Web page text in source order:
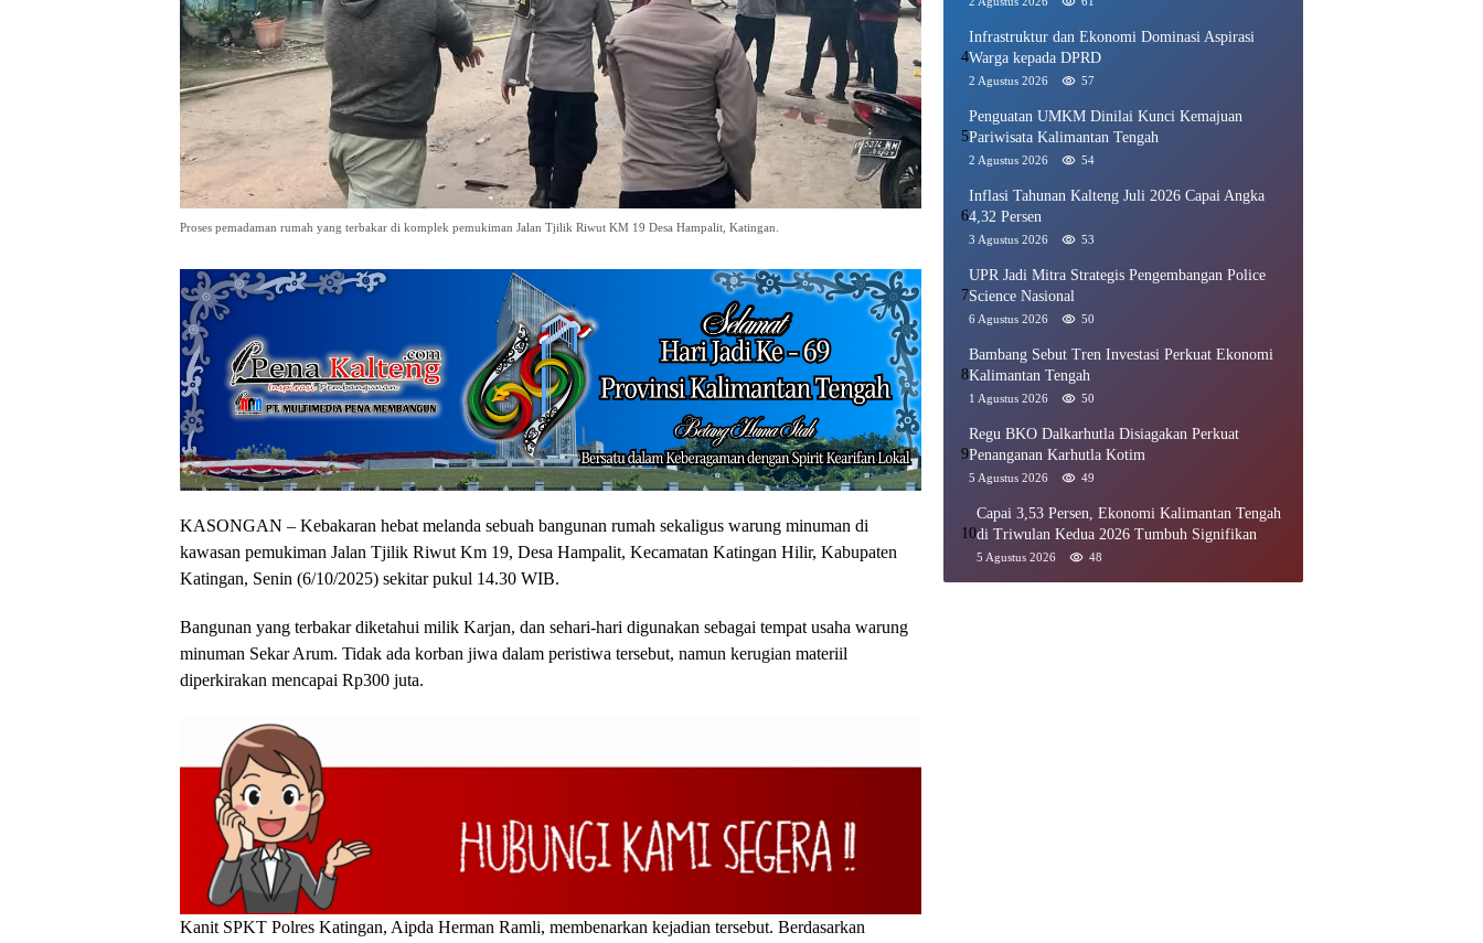
Proses pemadaman rumah yang terbakar di komplek pemukiman Jalan Tjilik Riwut KM 19 Desa Hampalit, Katingan.
KASONGAN – Kebakaran hebat melanda sebuah bangunan rumah sekaligus warung minuman di
kawasan pemukiman Jalan Tjilik Riwut Km 19, Desa Hampalit, Kecamatan Katingan Hilir, Kabupaten
Katingan, Senin (6/10/2025) sekitar pukul 14.30 WIB.
Bangunan yang terbakar diketahui milik Karjan, dan sehari-hari digunakan sebagai tempat usaha warung
minuman Sekar Arum. Tidak ada korban jiwa dalam peristiwa tersebut, namun kerugian materiil
diperkirakan mencapai Rp300 juta.
Kanit SPKT Polres Katingan, Aipda Herman Ramli, membenarkan kejadian tersebut. Berdasarkan
4
Infrastruktur dan Ekonomi Dominasi Aspirasi
Warga kepada DPRD
2 Agustus 2026 57
5
Penguatan UMKM Dinilai Kunci Kemajuan
Pariwisata Kalimantan Tengah
2 Agustus 2026 54
6
Inflasi Tahunan Kalteng Juli 2026 Capai Angka
4,32 Persen
3 Agustus 2026 53
7
UPR Jadi Mitra Strategis Pengembangan Police
Science Nasional
6 Agustus 2026 50
8
Bambang Sebut Tren Investasi Perkuat Ekonomi
Kalimantan Tengah
1 Agustus 2026 50
9
Regu BKO Dalkarhutla Disiagakan Perkuat
Penanganan Karhutla Kotim
5 Agustus 2026 49
10
Capai 3,53 Persen, Ekonomi Kalimantan Tengah
di Triwulan Kedua 2026 Tumbuh Signifikan
5 Agustus 2026 48